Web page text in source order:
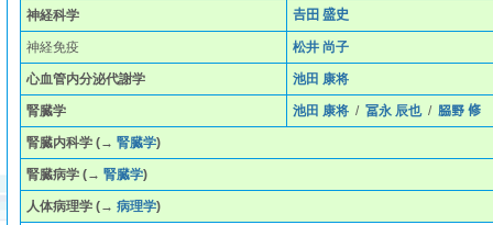
神経科学 𠮷田 盛史
神経免疫 松井 尚子
心血管内分泌代謝学 池田 康将
腎臓学 池田 康将/ 冨永 辰也/ 𦚰野 修
腎臓内科学(→ 腎臓学)
腎臓病学(→ 腎臓学)
人体病理学(→ 病理学)